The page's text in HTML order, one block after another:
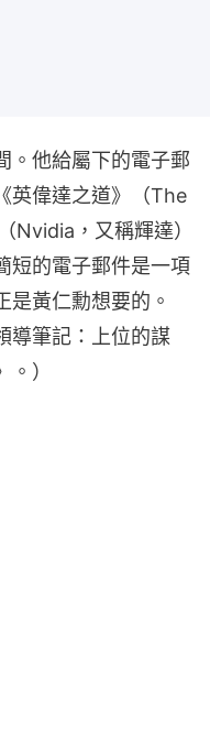
。他給屬下的電子郵
英偉達之道》（The
Nvidia，又稱輝達）
短的電子郵件是一項
是黃仁勳想要的。
導筆記：上位的謀
）